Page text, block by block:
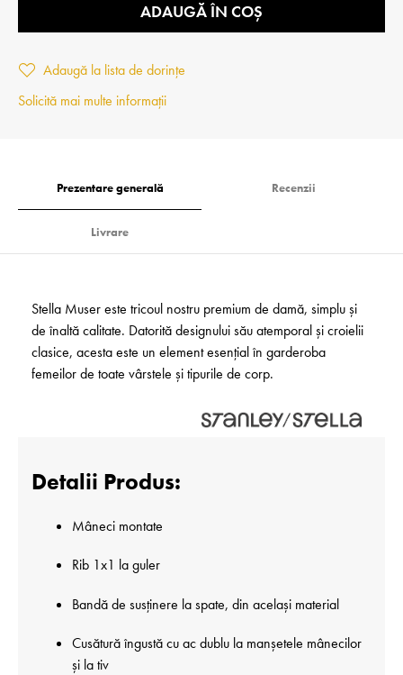
ADAUGĂ ÎN COȘ
Adaugă la lista de dorințe
Solicită mai multe informații
Prezentare generală Recenzii
Livrare
Stella Muser este tricoul nostru premium de damă, simplu și
de înaltă calitate. Datorită designului său atemporal și croielii
clasice, acesta este un element esențial în garderoba
femeilor de toate vârstele și tipurile de corp.
Detalii Produs:
Mâneci montate
Rib 1x1 la guler
Bandă de susținere la spate, din același material
Cusătură îngustă cu ac dublu la manșetele mânecilor
și la tiv